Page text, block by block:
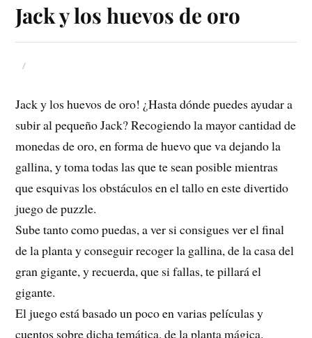
Jack y los huevos de oro
Jack y los huevos de oro! ¿Hasta dónde puedes ayudar a
subir al pequeño Jack? Recogiendo la mayor cantidad de
monedas de oro, en forma de huevo que va dejando la
gallina, y toma todas las que te sean posible mientras
que esquivas los obstáculos en el tallo en este divertido
juego de puzzle.
Sube tanto como puedas, a ver si consigues ver el final
de la planta y conseguir recoger la gallina, de la casa del
gran gigante, y recuerda, que si fallas, te pillará el
gigante.
El juego está basado un poco en varias películas y
cuentos sobre dicha temática, de la planta mágica.